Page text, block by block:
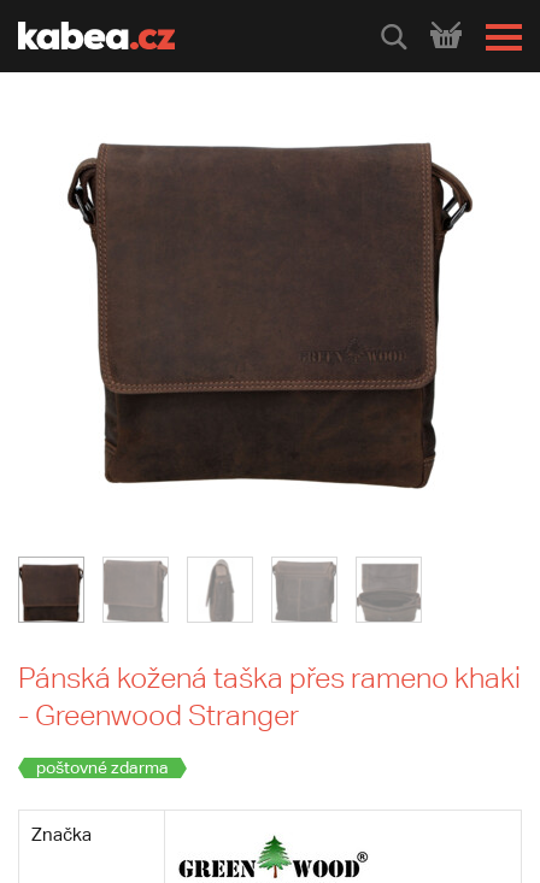
HLEDEJ
Pánská kožená taška přes rameno khaki
- Greenwood Stranger
poštovné zdarma
Značka